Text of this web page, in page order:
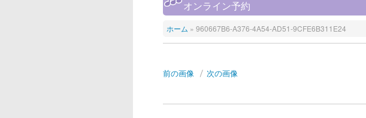
オンライン予約
ホーム » 960667B6-A376-4A54-AD51-9CFE6B311E24
前の画像 次の画像